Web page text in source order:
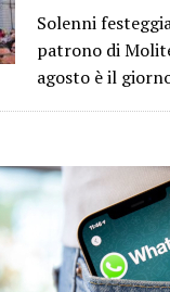
Solenni
patrono di
agosto è il